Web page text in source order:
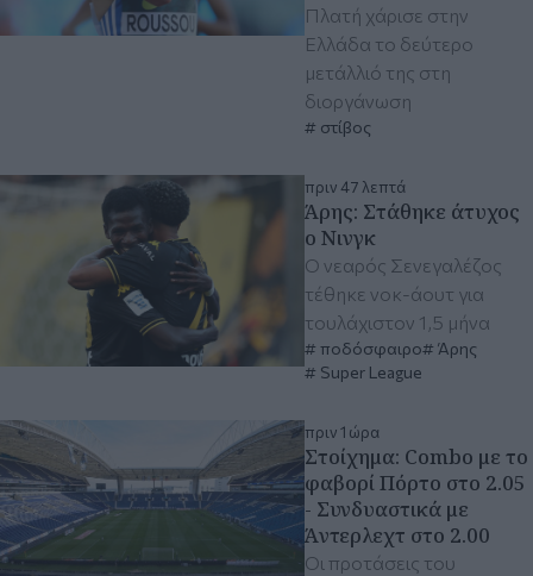
Πλατή χάρισε στην
Ελλάδα το δεύτερο
μετάλλιό της στη
διοργάνωση
στίβος
πριν 47 λεπτά
Άρης: Στάθηκε άτυχος
ο Νινγκ
Ο νεαρός Σενεγαλέζος
τέθηκε νοκ-άουτ για
τουλάχιστον 1,5 μήνα
ποδόσφαιρο
Άρης
Super League
πριν 1 ώρα
Στοίχημα: Combo με το
φαβορί Πόρτο στο 2.05
- Συνδυαστικά με
Άντερλεχτ στο 2.00
Οι προτάσεις του